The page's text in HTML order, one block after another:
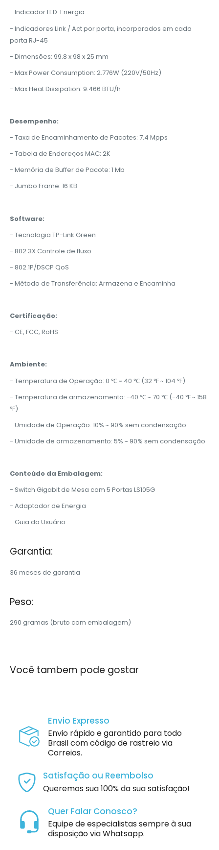
- Indicador LED: Energia
- Indicadores Link / Act por porta, incorporados em cada
porta RJ-45
- Dimensões: 99.8 x 98 x 25 mm
- Max Power Consumption: 2.776W (220V/50Hz)
- Max Heat Dissipation: 9.466 BTU/h
Desempenho:
- Taxa de Encaminhamento de Pacotes: 7.4 Mpps
- Tabela de Endereços MAC: 2K
- Memória de Buffer de Pacote: 1 Mb
- Jumbo Frame: 16 KB
Software:
- Tecnologia TP-Link Green
- 802.3X Controle de fluxo
- 802.1P/DSCP QoS
- Método de Transferência: Armazena e Encaminha
Certificação:
- CE, FCC, RoHS
Ambiente:
- Temperatura de Operação: 0 ℃ ~ 40 ℃ (32 ℉ ~ 104 ℉)
- Temperatura de armazenamento: -40 ℃ ~ 70 ℃ (-40 ℉ ~ 158
℉)
- Umidade de Operação: 10% ~ 90% sem condensação
- Umidade de armazenamento: 5% ~ 90% sem condensação
Conteúdo da Embalagem:
- Switch Gigabit de Mesa com 5 Portas LS105G
- Adaptador de Energia
- Guia do Usuário
Garantia:
36 meses de garantia
Peso:
290 gramas (bruto com embalagem)
Você tambem pode gostar
Envio Expresso
Envio rápido e garantido para todo
Brasil com código de rastreio via
Correios.
Satisfação ou Reembolso
Queremos sua 100% da sua satisfação!
Quer Falar Conosco?
Equipe de especialistas sempre à sua
disposição via Whatsapp.